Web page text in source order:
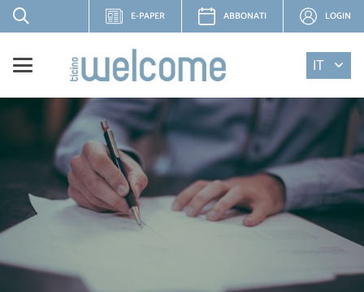
E-PAPER ABBONATI LOGIN
IT